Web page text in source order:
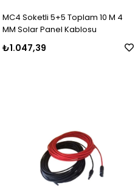
MC4 Soketli 5+5 Toplam 10 M 4
MM Solar Panel Kablosu
₺1.047,39